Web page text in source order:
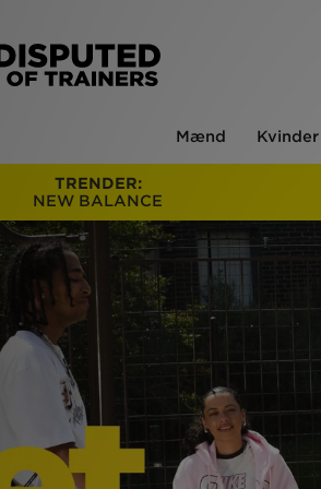
Mænd Kvinder
TRENDER:
NEW BALANCE